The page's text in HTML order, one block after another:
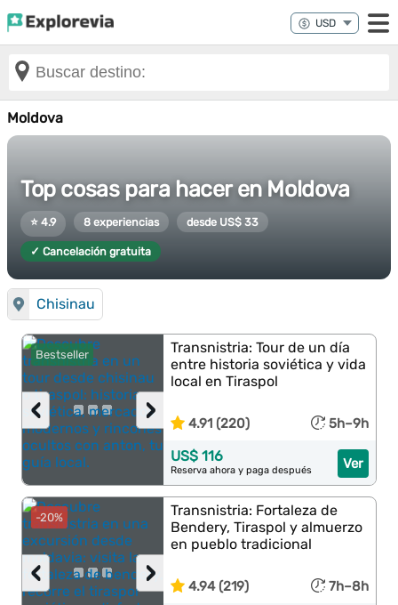
Moldova
Top cosas para hacer en Moldova
⭐ 4.9 8 experiencias desde US$ 33
✓ Cancelación gratuita
Chisinau
Bestseller
›
‹
Transnistria: Tour de un día
entre historia soviética y vida
local en Tiraspol
4.91 (220) 5h–9h
Ver
US$ 116
Reserva ahora y paga después
-20%
›
‹
Transnistria: Fortaleza de
Bendery, Tiraspol y almuerzo
en pueblo tradicional
4.94 (219) 7h–8h